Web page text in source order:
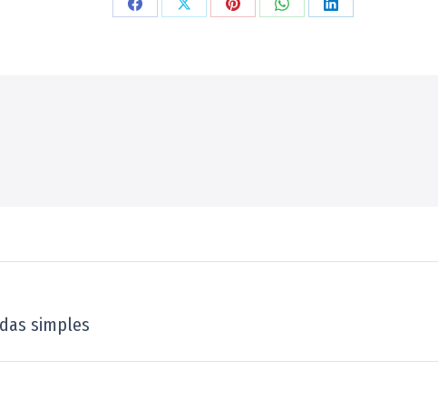
CompartilharCompartilharCompartilharCompartilharCompartilhar
simples